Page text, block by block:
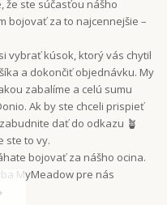
že ste súčasťou nášho
bojovať za to najcennejšie –
vybrať kúsok, ktorý vás chytil
a dokončiť objednávku. My
zabalíme a celú sumu
Ak by ste chceli prispieť
dať do odkazu 🪴
ste to vy.
bojovať za nášho ocina.
MyMeadow pre nás